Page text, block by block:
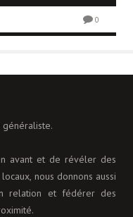
0
avant et de révéler des
nous donnons aussi
relation et fédérer des